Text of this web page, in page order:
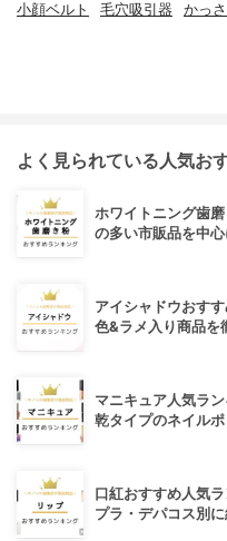
小顔ベルト 毛穴吸引器 かっ
よく見られている人気お
ホワイトニング歯
の多い市販品を中
アイシャドウおす
色&ラメ入り商品を
マニキュア人気ラ
乾タイプのネイルポ
口紅おすすめ人気
プラ・デパコス別に